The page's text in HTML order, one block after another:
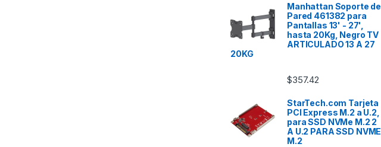
Manhattan Soporte de
Pared 461382 para
Pantallas 13' - 27',
hasta 20Kg, Negro TV
ARTICULADO 13 A 27
20KG
$357.42
StarTech.com Tarjeta
PCI Express M.2 a U.2,
para SSD NVMe M.2 2
A U.2 PARA SSD NVME
M.2